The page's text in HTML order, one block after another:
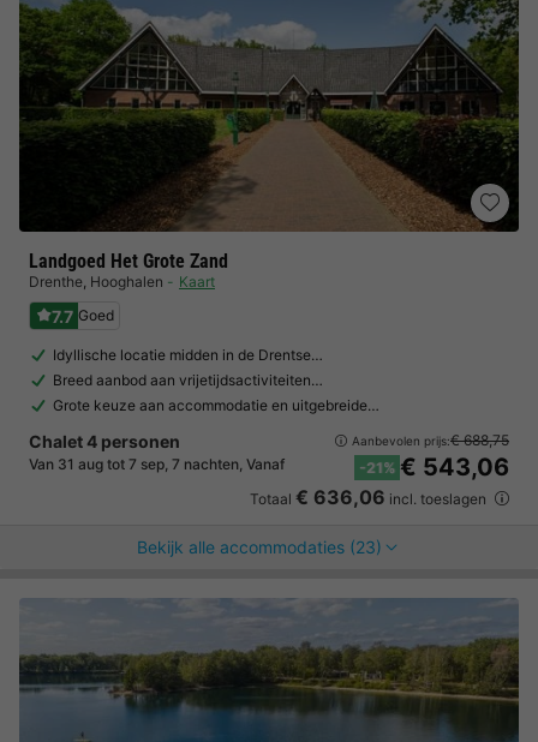
Landgoed Het Grote Zand
Drenthe, Hooghalen Kaart
7.7 Goed
Idyllische locatie midden in de Drentse…
Breed aanbod aan vrijetijdsactiviteiten…
Grote keuze aan accommodatie en uitgebreide…
Chalet 4 personen
Van 31 aug tot 7 sep, 7 nachten, Vanaf
Aanbevolen prijs:€ 688,75
-21% € 543,06
Totaal € 636,06 incl. toeslagen
Bekijk alle accommodaties (23)